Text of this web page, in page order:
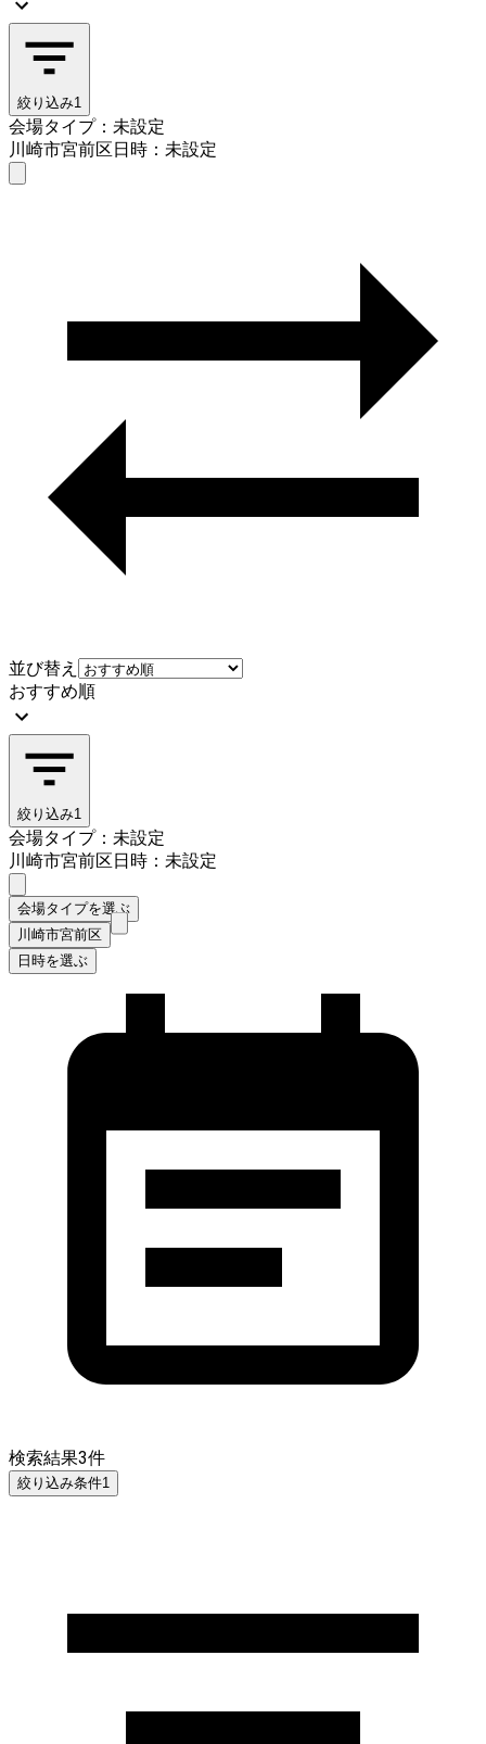
絞り込み1
会場タイプ：未設定
川崎市宮前区日時：未設定
並び替え
おすすめ順
絞り込み1
会場タイプ：未設定
川崎市宮前区日時：未設定
会場タイプを選ぶ
川崎市宮前区
日時を選ぶ
検索結果3件
絞り込み条件1